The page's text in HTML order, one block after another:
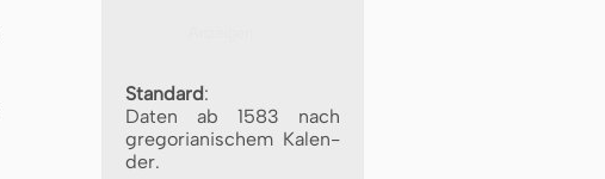
Standard:
Daten ab 1583 nach
gre­go­ri­a­ni­schem Ka­len­
der.